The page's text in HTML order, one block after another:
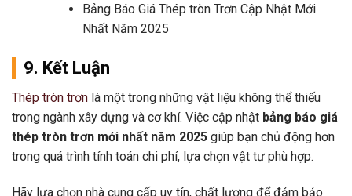
Bảng Báo Giá Thép tròn Trơn Cập Nhật Mới
Nhất Năm 2025
9. Kết Luận
Thép tròn trơn là một trong những vật liệu không thể thiếu
trong ngành xây dựng và cơ khí. Việc cập nhật bảng báo giá
thép tròn trơn mới nhất năm 2025 giúp bạn chủ động hơn
trong quá trình tính toán chi phí, lựa chọn vật tư phù hợp.
Hãy lựa chọn nhà cung cấp uy tín, chất lượng để đảm bảo